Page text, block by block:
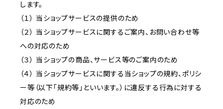
します。
（１） 当ショップサービスの提供のため
（２） 当ショップサービスに関するご案内、お問い合わせ等
への対応のため
（３） 当ショップの商品、サービス等のご案内のため
（４） 当ショップサービスに関する当ショップの規約、ポリシ
ー等（以下「規約等」といいます。）に違反する行為に対する
対応のため